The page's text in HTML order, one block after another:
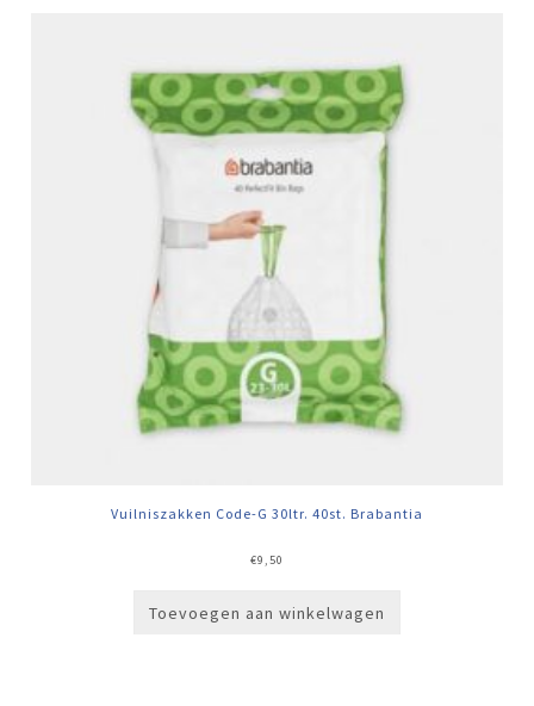
Vuilniszakken Code-G 30ltr. 40st. Brabantia
€9,50
Toevoegen aan winkelwagen